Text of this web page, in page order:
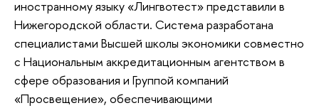
иностранному языку «Лингвотест» представили в
Нижегородской области. Система разработана
специалистами Высшей школы экономики совместно
с Национальным аккредитационным агентством в
сфере образования и Группой компаний
«Просвещение», обеспечивающими